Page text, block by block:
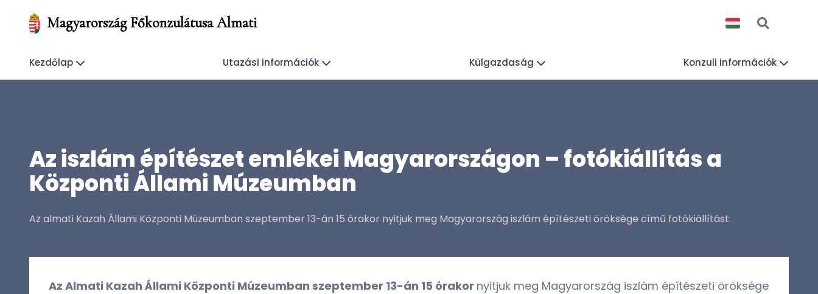
Magyarország Főkonzulátusa Almati
Kezdőlap Utazási információk Külgazdaság Konzuli információk
Az iszlám építészet emlékei Magyarországon – fotókiállítás a
Központi Állami Múzeumban
Az almati Kazah Állami Központi Múzeumban szeptember 13-án 15 órakor nyitjuk meg Magyarország iszlám építészeti öröksége című fotókiállítást.
Az Almati Kazah Állami Központi Múzeumban szeptember 13-án 15 órakor nyitjuk meg Magyarország iszlám építészeti öröksége